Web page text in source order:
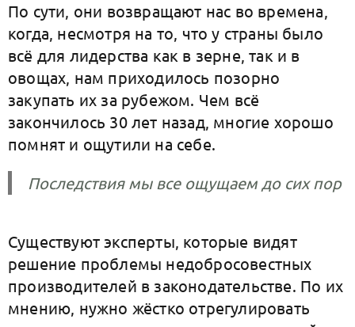
По сути, они возвращают нас во времена,
когда, несмотря на то, что у страны было
всё для лидерства как в зерне, так и в
овощах, нам приходилось позорно
закупать их за рубежом. Чем всё
закончилось 30 лет назад, многие хорошо
помнят и ощутили на себе.
Последствия мы все ощущаем до сих пор
Существуют эксперты, которые видят
решение проблемы недобросовестных
производителей в законодательстве. По их
мнению, нужно жёстко отрегулировать